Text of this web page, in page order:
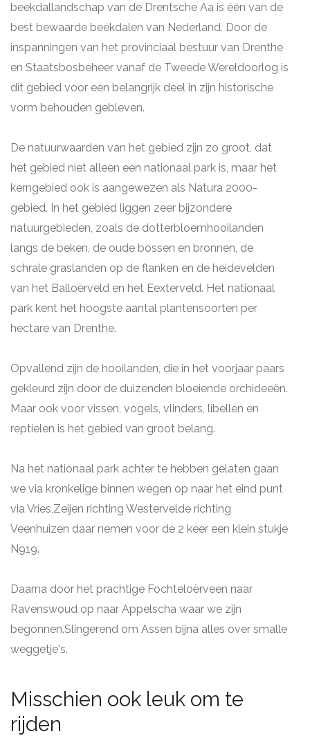
beekdallandschap van de Drentsche Aa is één van de
best bewaarde beekdalen van Nederland. Door de
inspanningen van het provinciaal bestuur van Drenthe
en Staatsbosbeheer vanaf de Tweede Wereldoorlog is
dit gebied voor een belangrijk deel in zijn historische
vorm behouden gebleven.
De natuurwaarden van het gebied zijn zo groot, dat
het gebied niet alleen een nationaal park is, maar het
kerngebied ook is aangewezen als Natura 2000-
gebied. In het gebied liggen zeer bijzondere
natuurgebieden, zoals de dotterbloemhooilanden
langs de beken, de oude bossen en bronnen, de
schrale graslanden op de flanken en de heidevelden
van het Balloërveld en het Eexterveld. Het nationaal
park kent het hoogste aantal plantensoorten per
hectare van Drenthe.
Opvallend zijn de hooilanden, die in het voorjaar paars
gekleurd zijn door de duizenden bloeiende orchideeën.
Maar ook voor vissen, vogels, vlinders, libellen en
reptielen is het gebied van groot belang.
Na het nationaal park achter te hebben gelaten gaan
we via kronkelige binnen wegen op naar het eind punt
via Vries,Zeijen richting Westervelde richting
Veenhuizen daar nemen voor de 2 keer een klein stukje
N919.
Daarna door het prachtige Fochteloërveen naar
Ravenswoud op naar Appelscha waar we zijn
begonnen.Slingerend om Assen bijna alles over smalle
weggetje's.
Misschien ook leuk om te
rijden